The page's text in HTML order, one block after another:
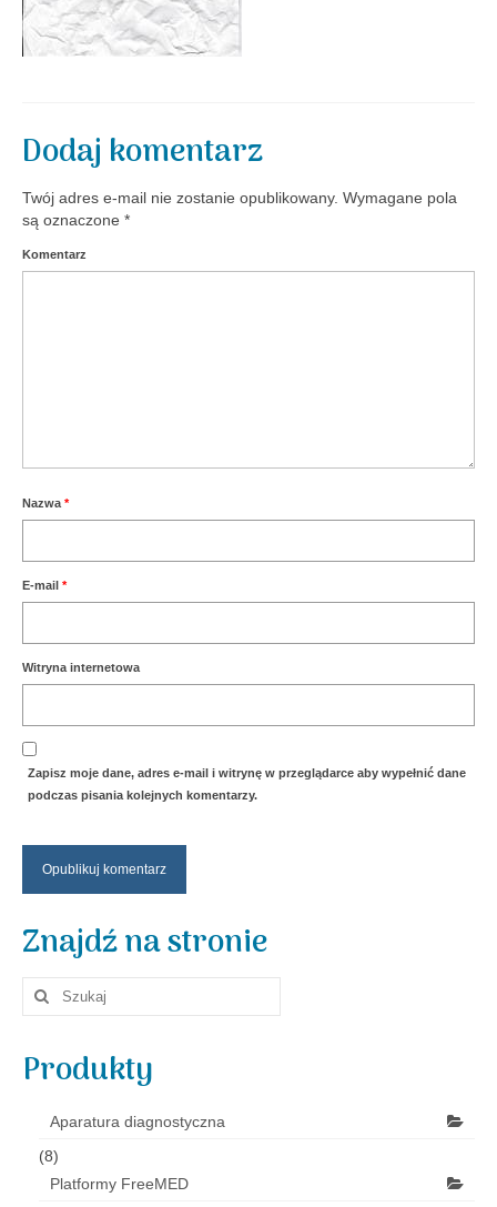
Aktualności
Dodaj komentarz
Twój adres e-mail nie zostanie opublikowany. Wymagane pola
są oznaczone *
Komentarz
Nazwa *
E-mail *
Witryna internetowa
Zapisz moje dane, adres e-mail i witrynę w przeglądarce aby wypełnić dane
podczas pisania kolejnych komentarzy.
Znajdź na stronie
Szuklaj
Produkty
Aparatura diagnostyczna
(8)
Platformy FreeMED